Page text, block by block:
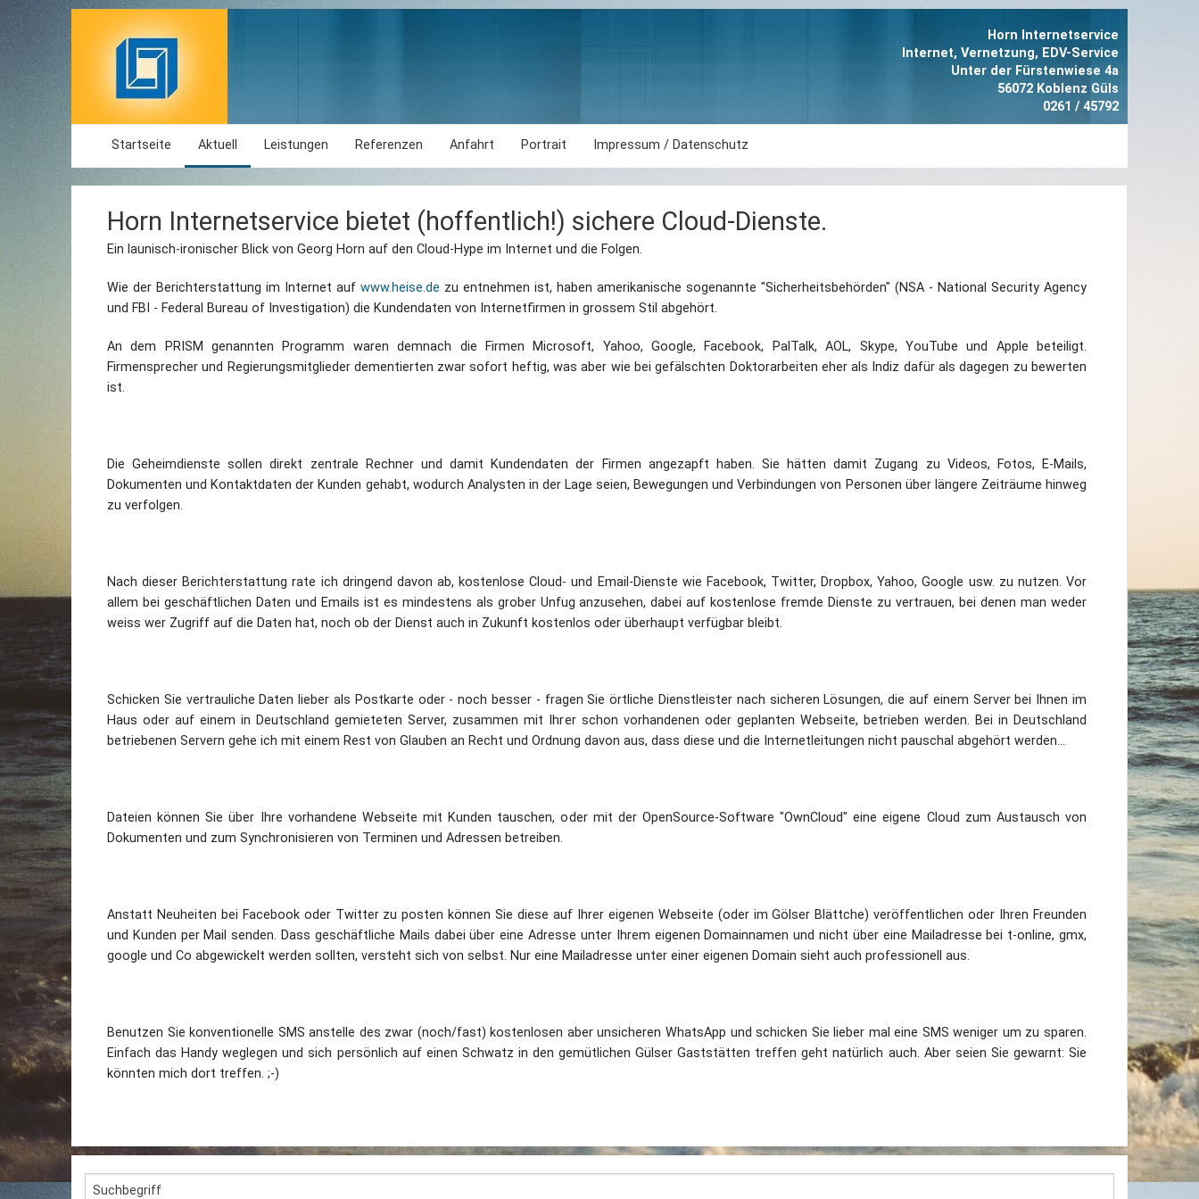
Horn Internetservice
Internet, Vernetzung, EDV-Service
Unter der Fürstenwiese 4a
56072 Koblenz Güls
0261 / 45792
Startseite Aktuell Leistungen Referenzen Anfahrt Portrait Impressum / Datenschutz
Horn Internetservice bietet (hoffentlich!) sichere Cloud-Dienste.
Ein launisch-ironischer Blick von Georg Horn auf den Cloud-Hype im Internet und die Folgen.
Wie der Berichterstattung im Internet auf www.heise.de zu entnehmen ist, haben amerikanische sogenannte "Sicherheitsbehörden" (NSA - National Security Agency
und FBI - Federal Bureau of Investigation) die Kundendaten von Internetfirmen in grossem Stil abgehört.
An dem PRISM genannten Programm waren demnach die Firmen Microsoft, Yahoo, Google, Facebook, PalTalk, AOL, Skype, YouTube und Apple beteiligt.
Firmensprecher und Regierungsmitglieder dementierten zwar sofort heftig, was aber wie bei gefälschten Doktorarbeiten eher als Indiz dafür als dagegen zu bewerten
ist.
Die Geheimdienste sollen direkt zentrale Rechner und damit Kundendaten der Firmen angezapft haben. Sie hätten damit Zugang zu Videos, Fotos, E-Mails,
Dokumenten und Kontaktdaten der Kunden gehabt, wodurch Analysten in der Lage seien, Bewegungen und Verbindungen von Personen über längere Zeiträume hinweg
zu verfolgen.
Nach dieser Berichterstattung rate ich dringend davon ab, kostenlose Cloud- und Email-Dienste wie Facebook, Twitter, Dropbox, Yahoo, Google usw. zu nutzen. Vor
allem bei geschäftlichen Daten und Emails ist es mindestens als grober Unfug anzusehen, dabei auf kostenlose fremde Dienste zu vertrauen, bei denen man weder
weiss wer Zugriff auf die Daten hat, noch ob der Dienst auch in Zukunft kostenlos oder überhaupt verfügbar bleibt.
Schicken Sie vertrauliche Daten lieber als Postkarte oder - noch besser - fragen Sie örtliche Dienstleister nach sicheren Lösungen, die auf einem Server bei Ihnen im
Haus oder auf einem in Deutschland gemieteten Server, zusammen mit Ihrer schon vorhandenen oder geplanten Webseite, betrieben werden. Bei in Deutschland
betriebenen Servern gehe ich mit einem Rest von Glauben an Recht und Ordnung davon aus, dass diese und die Internetleitungen nicht pauschal abgehört werden...
Dateien können Sie über Ihre vorhandene Webseite mit Kunden tauschen, oder mit der OpenSource-Software "OwnCloud" eine eigene Cloud zum Austausch von
Dokumenten und zum Synchronisieren von Terminen und Adressen betreiben.
Anstatt Neuheiten bei Facebook oder Twitter zu posten können Sie diese auf Ihrer eigenen Webseite (oder im Gölser Blättche) veröffentlichen oder Ihren Freunden
und Kunden per Mail senden. Dass geschäftliche Mails dabei über eine Adresse unter Ihrem eigenen Domainnamen und nicht über eine Mailadresse bei t-online, gmx,
google und Co abgewickelt werden sollten, versteht sich von selbst. Nur eine Mailadresse unter einer eigenen Domain sieht auch professionell aus.
Benutzen Sie konventionelle SMS anstelle des zwar (noch/fast) kostenlosen aber unsicheren WhatsApp und schicken Sie lieber mal eine SMS weniger um zu sparen.
Einfach das Handy weglegen und sich persönlich auf einen Schwatz in den gemütlichen Gülser Gaststätten treffen geht natürlich auch. Aber seien Sie gewarnt: Sie
könnten mich dort treffen. ;-)